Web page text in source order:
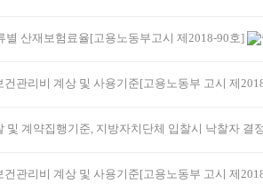
별 산재보험료율[고용노동부고시 제2018-90호]
건관리비 계상 및 사용기준[고용노동부 고시 제
및 계약집행기준, 지방자치단체 입찰시 낙찰자
건관리비 계상 및 사용기준[고용노동부 고시 제